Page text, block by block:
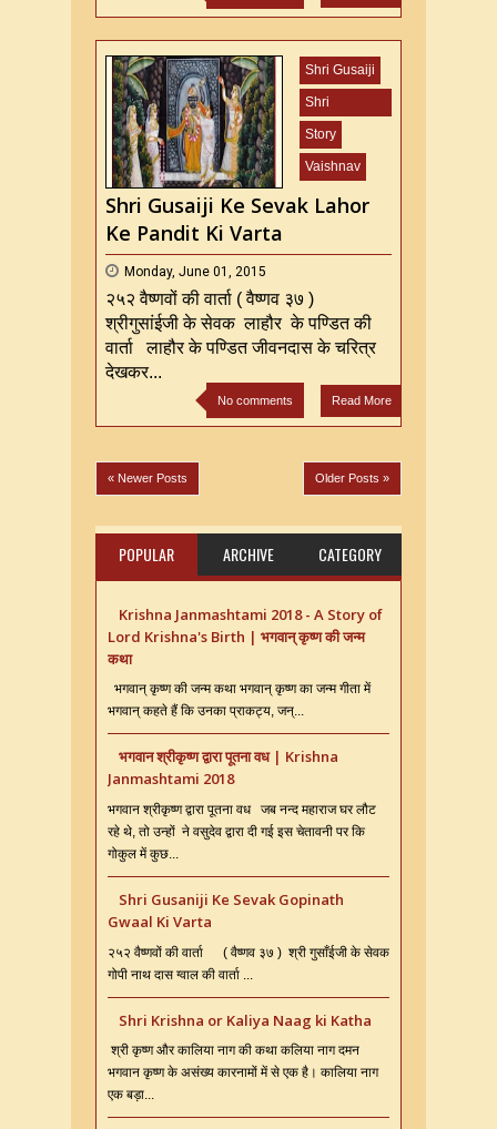
Shri Gusaiji
Shri
Mahaprabhu
ji
Story
Vaishnav
Shri Gusaiji Ke Sevak Lahor
Ke Pandit Ki Varta
Monday, June 01, 2015
२५२ वैष्णवों की वार्ता ( वैष्णव ३७ )
श्रीगुसांईजी के सेवक लाहौर के पण्डित की
वार्ता लाहौर के पण्डित जीवनदास के चरित्र
देखकर...
No comments Read More
« Newer Posts Older Posts »
POPULAR ARCHIVE CATEGORY
Krishna Janmashtami 2018 - A Story of
Lord Krishna's Birth | भगवान् कृष्ण की जन्म
कथा
भगवान् कृष्ण की जन्म कथा भगवान् कृष्ण का जन्म गीता में
भगवान् कहते हैं कि उनका प्राकट्य, जन्...
भगवान श्रीकृष्ण द्वारा पूतना वध | Krishna
Janmashtami 2018
भगवान श्रीकृष्ण द्वारा पूतना वध जब नन्द महाराज घर लौट
रहे थे, तो उन्हों ने वसुदेव द्वारा दी गई इस चेतावनी पर कि
गोकुल में कुछ...
Shri Gusaniji Ke Sevak Gopinath
Gwaal Ki Varta
२५२ वैष्णवों की वार्ता ( वैष्णव ३७ ) श्री गुसाँईजी के सेवक
गोपी नाथ दास ग्वाल की वार्ता ...
Shri Krishna or Kaliya Naag ki Katha
श्री कृष्ण और कालिया नाग की कथा कलिया नाग दमन
भगवान कृष्ण के असंख्य कारनामों में से एक है। कालिया नाग
एक बड़ा...